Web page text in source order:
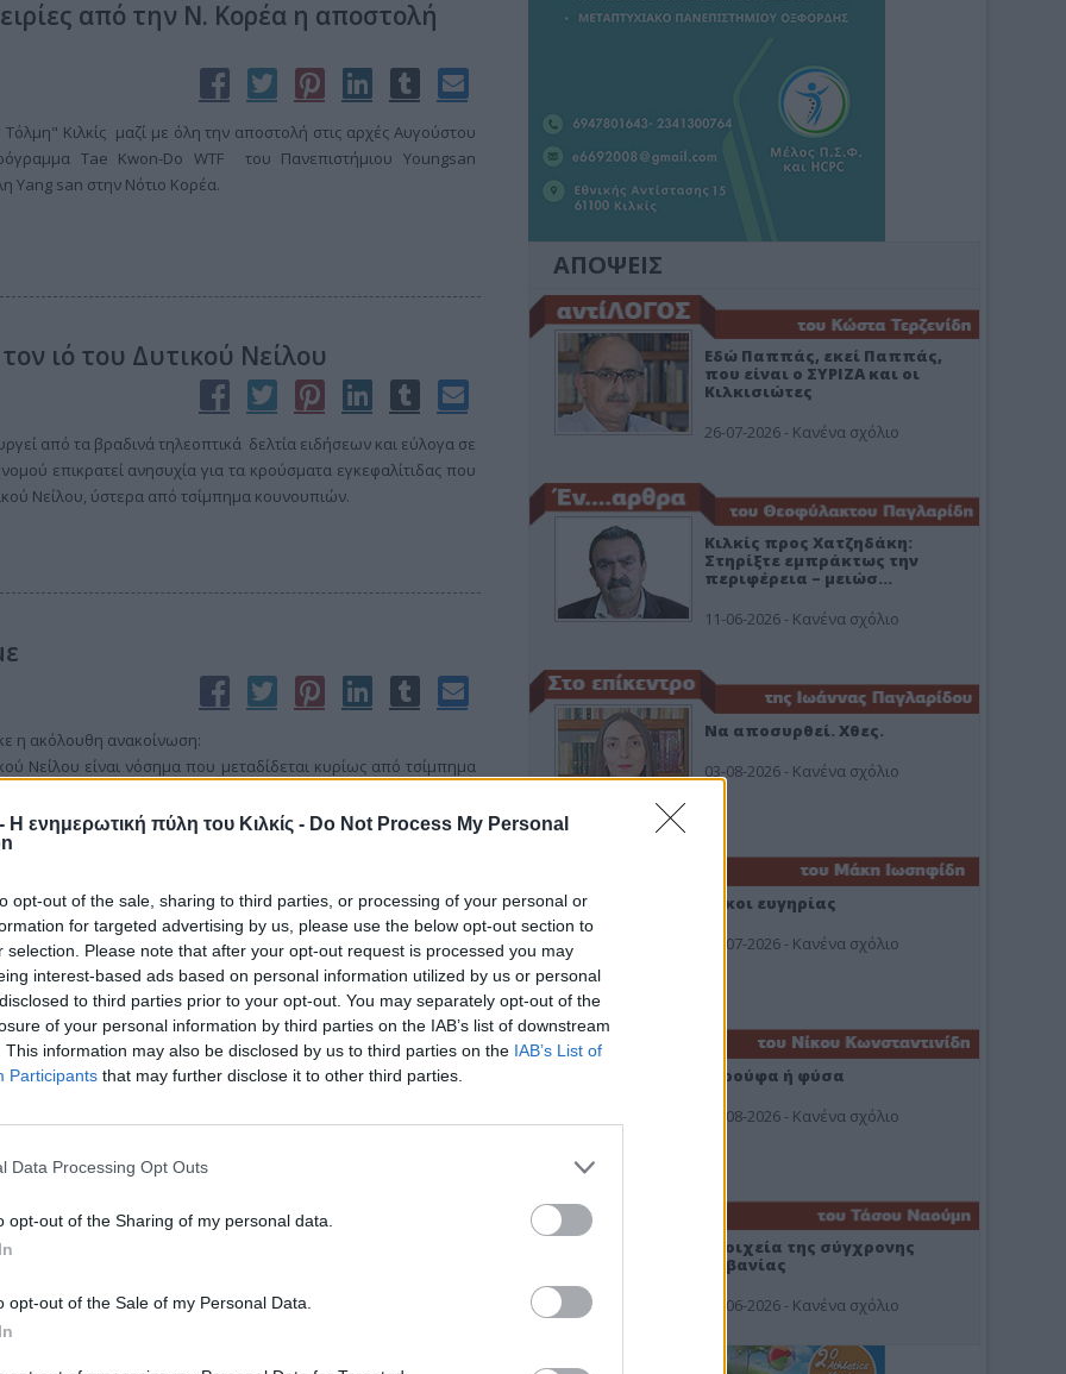
Η ενημερωτική πύλη του Κιλκίς - Do Not Process My Personal
opt-out of the sale, sharing to third parties, or processing of your personal or
for targeted advertising by us, please use the below opt-out section to
selection. Please note that after your opt-out request is processed you may
interest-based ads based on personal information utilized by us or personal
to third parties prior to your opt-out. You may separately opt-out of the
of your personal information by third parties on the IAB’s list of downstream
This information may also be disclosed by us to third parties on the IAB’s List of
Participants that may further disclose it to other third parties.
Data Processing Opt Outs
opt-out of the Sharing of my personal data.
opt-out of the Sale of my Personal Data.
από την Ν. Κορέα η αποστολή
Κιλκίς μαζί με όλη την αποστολή στις αρχές Αυγούστου
Tae Kwon-Do WTF του Πανεπιστήμιου Youngsan
Yang san στην Νότιο Κορέα.
ιό του Δυτικού Νείλου
από τα βραδινά τηλεοπτικά δελτία ειδήσεων και εύλογα σε
επικρατεί ανησυχία για τα κρούσματα εγκεφαλίτιδας που
Νείλου, ύστερα από τσίμπημα κουνουπιών.
η ακόλουθη ανακοίνωση:
Νείλου είναι νόσημα που μεταδίδεται κυρίως από τσίμπημα
πτηνά, άλογα) και τον άνθρωπο.
πόλη του Κιλκίς
του Δήμου Κιλκίς, ο Ιατρικός Σύλλογος Κιλκίς και ο
βρίσκονται στην ευχάριστη θέση να ανακοινώσουν την έναρξη
–Φαρμακείου «ΑΘΑΝΑΣΙΟΣ ΤΗΛΙΑΚΟΣ» στην πόλη του
της Επιμορφωτικής, με θέμα «Εναλλακτικές Πηγές
ΑΠΟΨΕΙΣ
Εδώ Παππάς, εκεί Παππάς,
που είναι ο ΣΥΡΙΖΑ και οι
Κιλκισιώτες
26-07-2026 - Κανένα σχόλιο
Κιλκίς προς Χατζηδάκη:
Στηρίξτε εμπράκτως την
περιφέρεια – μειώσ…
11-06-2026 - Κανένα σχόλιο
Να αποσυρθεί. Χθες.
03-08-2026 - Κανένα σχόλιο
Οίκοι ευγηρίας
24-07-2026 - Κανένα σχόλιο
Ή ρούφα ή φύσα
03-08-2026 - Κανένα σχόλιο
Στοιχεία της σύγχρονης
Αλβανίας
19-06-2026 - Κανένα σχόλιο